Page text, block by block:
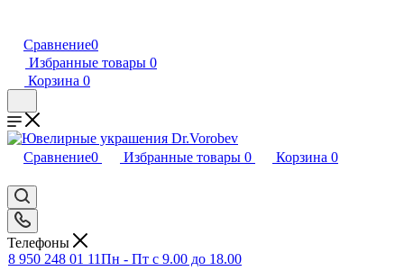
Сравнение0
Избранные товары 0
Корзина 0
Сравнение0 Избранные товары 0 Корзина 0
Телефоны
8 950 248 01 11Пн - Пт с 9.00 до 18.00